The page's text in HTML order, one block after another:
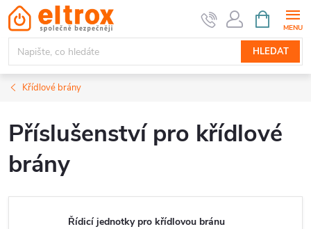
Přejít
na
obsah
HLEDAT
NÁKUPNÍ
KOŠÍK
Křídlové brány
Příslušenství pro křídlové
brány
Řídicí jednotky pro křídlovou bránu